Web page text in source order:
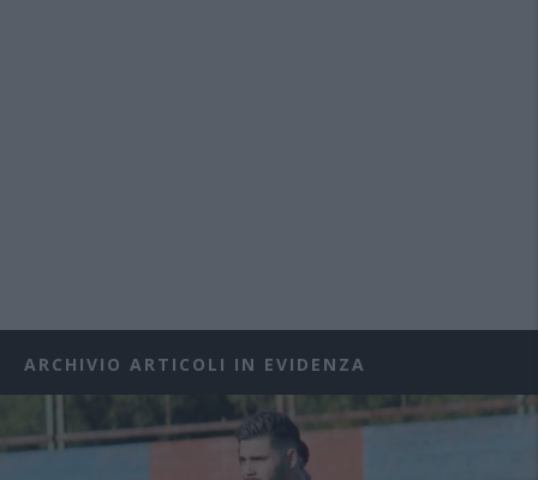
ARCHIVIO ARTICOLI IN EVIDENZA